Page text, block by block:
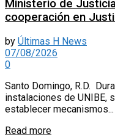
Ministerio de
cooperación en
by Últimas H News
07/08/2026
0
Santo Domingo, R.D.
instalaciones de UNIBE,
establecer mecanismos...
Read more